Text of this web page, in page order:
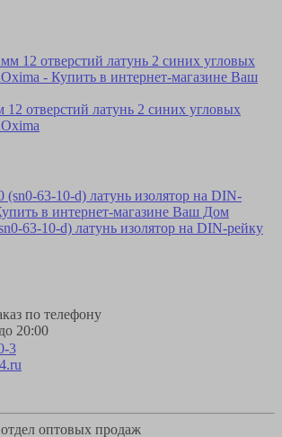
отверстий латунь 2 синих угловых
63-10-d) латунь изолятор на DIN-рейку
по телефону
20:00
3
оптовых продаж